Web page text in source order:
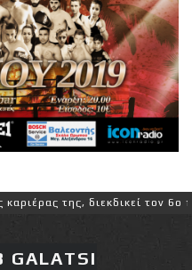
της, διεκδικεί τον 6ο
GALATSI